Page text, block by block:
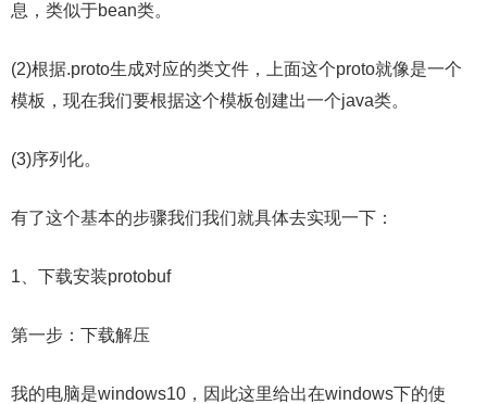
息，类似于bean类。
(2)根据.proto生成对应的类文件，上面这个proto就像是一个
模板，现在我们要根据这个模板创建出一个java类。
(3)序列化。
有了这个基本的步骤我们我们就具体去实现一下：
1、下载安装protobuf
第一步：下载解压
我的电脑是windows10，因此这里给出在windows下的使